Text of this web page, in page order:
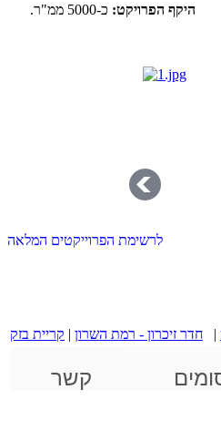
היקף הפרויקט: כ-5000 ממ"ר.
| חדר זיכרון - רמת השרון | קריית בזק
לרשימת הפרוייקטים המלאה
קשר